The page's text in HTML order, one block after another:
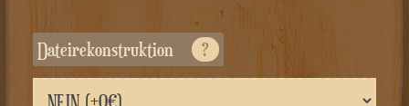
Dateirekonstruktion ?